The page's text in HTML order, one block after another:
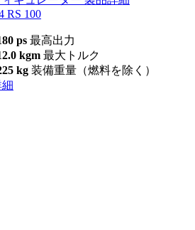
RS 100
ps 最高出力
kgm 最大トルク
kg 装備重量（燃料を除く）